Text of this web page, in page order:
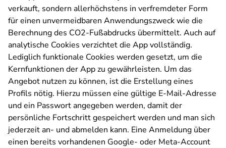
verkauft, sondern allerhöchstens in verfremdeter Form
für einen unvermeidbaren Anwendungszweck wie die
Berechnung des CO2-Fußabdrucks übermittelt. Auch auf
analytische Cookies verzichtet die App vollständig.
Lediglich funktionale Cookies werden gesetzt, um die
Kernfunktionen der App zu gewährleisten. Um das
Angebot nutzen zu können, ist die Erstellung eines
Profils nötig. Hierzu müssen eine gültige E-Mail-Adresse
und ein Passwort angegeben werden, damit der
persönliche Fortschritt gespeichert werden und man sich
jederzeit an- und abmelden kann. Eine Anmeldung über
einen bereits vorhandenen Google- oder Meta-Account